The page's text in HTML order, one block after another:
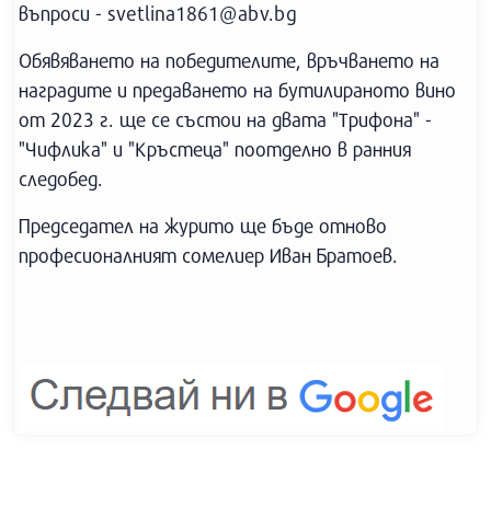
въпроси - svetlina1861@abv.bg
Обявяването на победителите, връчването на
наградите и предаването на бутилираното вино
от 2023 г. ще се състои на двата "Трифона" -
"Чифлика" и "Кръстеца" поотделно в ранния
следобед.
Председател на журито ще бъде отново
професионалният сомелиер Иван Братоев.